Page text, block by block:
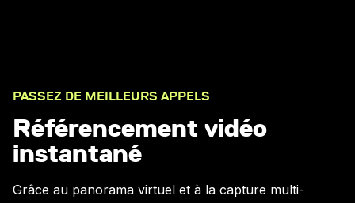
PASSEZ DE MEILLEURS APPELS
Référencement vidéo
instantané
Grâce au panorama virtuel et à la capture multi-